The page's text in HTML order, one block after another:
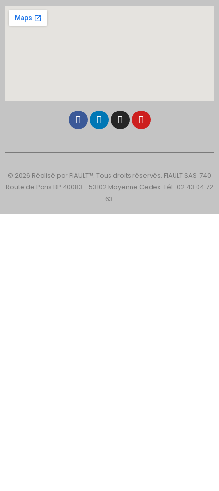
© 2026 Réalisé par FIAULT™. Tous droits réservés. FIAULT SAS, 740
Route de Paris BP 40083 - 53102 Mayenne Cedex. Tél : 02 43 04 72
63.